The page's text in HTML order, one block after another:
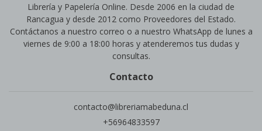
Librería y Papelería Online. Desde 2006 en la ciudad de
Rancagua y desde 2012 como Proveedores del Estado.
Contáctanos a nuestro correo o a nuestro WhatsApp de lunes a
viernes de 9:00 a 18:00 horas y atenderemos tus dudas y
consultas.
Contacto
contacto@libreriamabeduna.cl
+56964833597